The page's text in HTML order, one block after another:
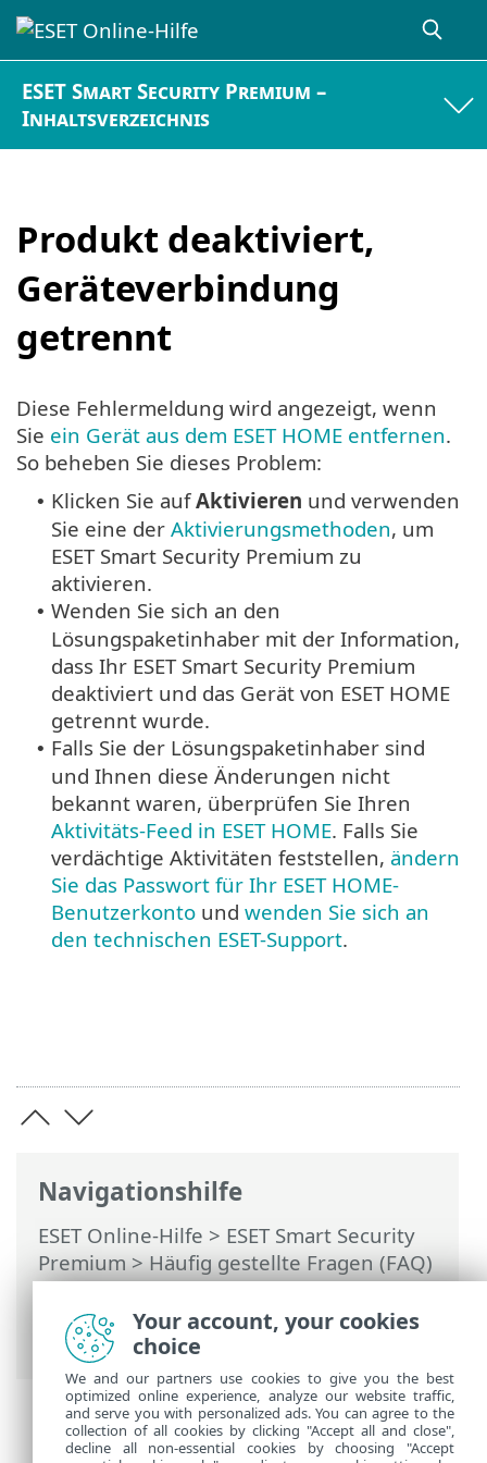
ESET Smart Security Premium –
Inhaltsverzeichnis
Produkt deaktiviert,
Geräteverbindung
getrennt
Navigationshilfe
ESET Online-Hilfe > ESET Smart Security
Premium>Häufig gestellte Fragen (FAQ)
>Beheben der Produktdeaktivierung in
ESET HOME> Produkt deaktiviert,
Geräteverbindung getrennt
Diese Fehlermeldung wird angezeigt, wenn
Sie ein Gerät aus dem ESET HOME entfernen.
So beheben Sie dieses Problem:
• Klicken Sie aufAktivieren und verwenden
Sie eine der Aktivierungsmethoden, um
ESET Smart Security Premium zu
aktivieren.
• Wenden Sie sich an den
Lösungspaketinhaber mit der Information,
dass Ihr ESET Smart Security Premium
deaktiviert und das Gerät von ESET HOME
getrennt wurde.
• Falls Sie der Lösungspaketinhaber sind
und Ihnen diese Änderungen nicht
bekannt waren, überprüfen Sie Ihren
Aktivitäts-Feed in ESET HOME. Falls Sie
verdächtige Aktivitäten feststellen, ändern
Sie das Passwort für Ihr ESET HOME-
Benutzerkonto und wenden Sie sich an
den technischen ESET-Support.
Your account, your cookies
choice
We and our partners use cookies to give you the best
optimized online experience, analyze our website traffic,
and serve you with personalized ads. You can agree to the
collection of all cookies by clicking "Accept all and close",
decline all non-essential cookies by choosing "Accept